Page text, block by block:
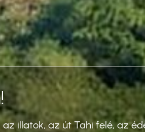
illatok, az út Tahi felé, az